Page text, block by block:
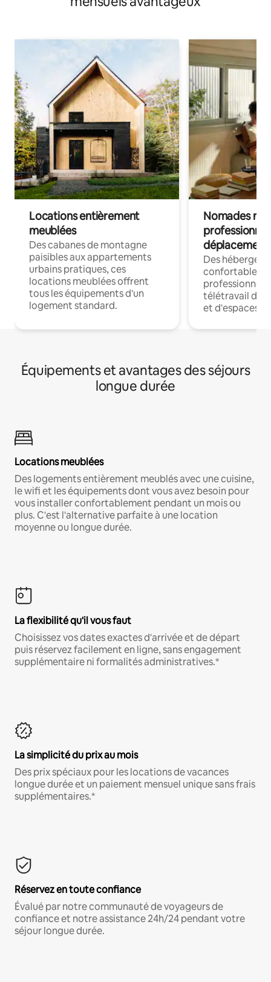
Locations entièrement
meublées
Des cabanes de montagne
paisibles aux appartements
urbains pratiques, ces
locations meublées offrent
tous les équipements d'un
logement standard.
Nomades
déplacement
Des
confortables
professionnels
télétravail
et d'espaces
Équipements et avantages des séjours
longue durée
Locations meublées
Des logements entièrement meublés avec une cuisine,
le wifi et les équipements dont vous avez besoin pour
vous installer confortablement pendant un mois ou
plus. C'est l'alternative parfaite à une location
moyenne ou longue durée.
La flexibilité qu'il vous faut
Choisissez vos dates exactes d'arrivée et de départ
puis réservez facilement en ligne, sans engagement
supplémentaire ni formalités administratives.*
La simplicité du prix au mois
Des prix spéciaux pour les locations de vacances
longue durée et un paiement mensuel unique sans frais
supplémentaires.*
Réservez en toute confiance
Évalué par notre communauté de voyageurs de
confiance et notre assistance 24h/24 pendant votre
séjour longue durée.